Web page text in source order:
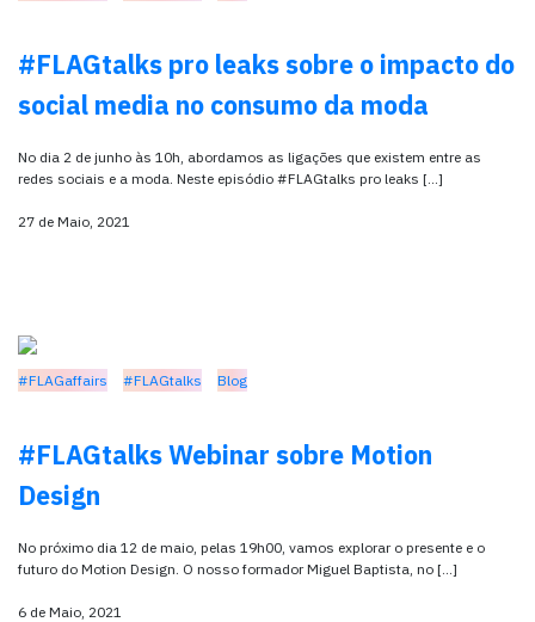
#FLAGtalks pro leaks sobre o impacto do
social media no consumo da moda
No dia 2 de junho às 10h, abordamos as ligações que existem entre as
redes sociais e a moda. Neste episódio #FLAGtalks pro leaks […]
27 de Maio, 2021
#FLAGaffairs #FLAGtalks Blog
#FLAGtalks Webinar sobre Motion
Design
No próximo dia 12 de maio, pelas 19h00, vamos explorar o presente e o
futuro do Motion Design. O nosso formador Miguel Baptista, no […]
6 de Maio, 2021